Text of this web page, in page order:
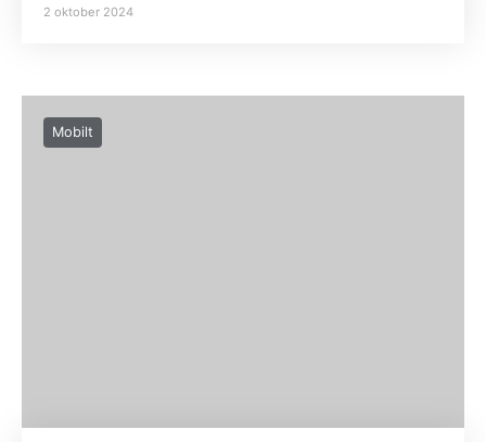
2 oktober 2024
Mobilt